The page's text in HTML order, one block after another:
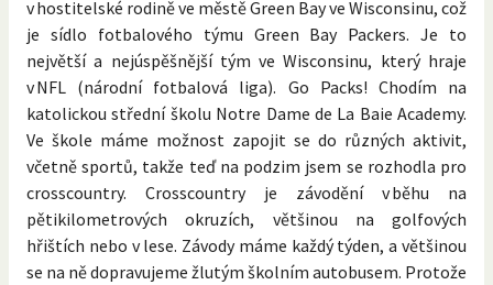
v hostitelské rodině ve městě Green Bay ve Wisconsinu, což
je sídlo fotbalového týmu Green Bay Packers. Je to
největší a nejúspěšnější tým ve Wisconsinu, který hraje
v NFL (národní fotbalová liga). Go Packs! Chodím na
katolickou střední školu Notre Dame de La Baie Academy.
Ve škole máme možnost zapojit se do různých aktivit,
včetně sportů, takže teď na podzim jsem se rozhodla pro
crosscountry. Crosscountry je závodění v běhu na
pětikilometrových okruzích, většinou na golfových
hřištích nebo v lese. Závody máme každý týden, a většinou
se na ně dopravujeme žlutým školním autobusem. Protože